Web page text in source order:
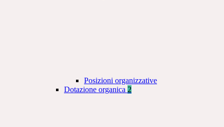
Posizioni organizzative
Dotazione organica 2